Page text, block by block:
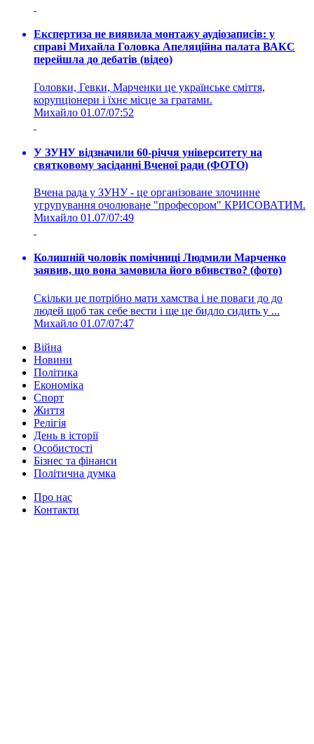
Експертиза не виявила монтажу аудіозаписів: у
справі Михайла Головка Апеляційна палата ВАКС
перейшла до дебатів (відео)
Головки, Гевки, Марченки це українське сміття,
корупціонери і їхнє місце за гратами.
Михайло 01.07/07:52
У ЗУНУ відзначили 60-річчя університету на
святковому засіданні Вченої ради (ФОТО)
Вчена рада у ЗУНУ - це організоване злочинне
угрупування очолюване "професором" КРИСОВАТИМ.
Михайло 01.07/07:49
Колишній чоловік помічниці Людмили Марченко
заявив, що вона замовила його вбивство? (фото)
Скільки це потрібно мати хамства і не поваги до до
людей щоб так себе вести і ще це бидло сидить у ...
Михайло 01.07/07:47
Війна
Новини
Політика
Економіка
Спорт
Життя
Релігія
День в історії
Особистості
Бізнес та фінанси
Політична думка
Про нас
Контакти